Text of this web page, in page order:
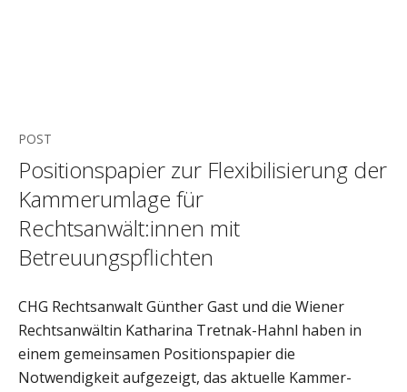
POST
Positionspapier zur Flexibilisierung der
Kammerumlage für
Rechtsanwält:innen mit
Betreuungspflichten
CHG Rechtsanwalt Günther Gast und die Wiener
Rechtsanwältin Katharina Tretnak-Hahnl haben in
einem gemeinsamen Positionspapier die
Notwendigkeit aufgezeigt, das aktuelle Kammer-